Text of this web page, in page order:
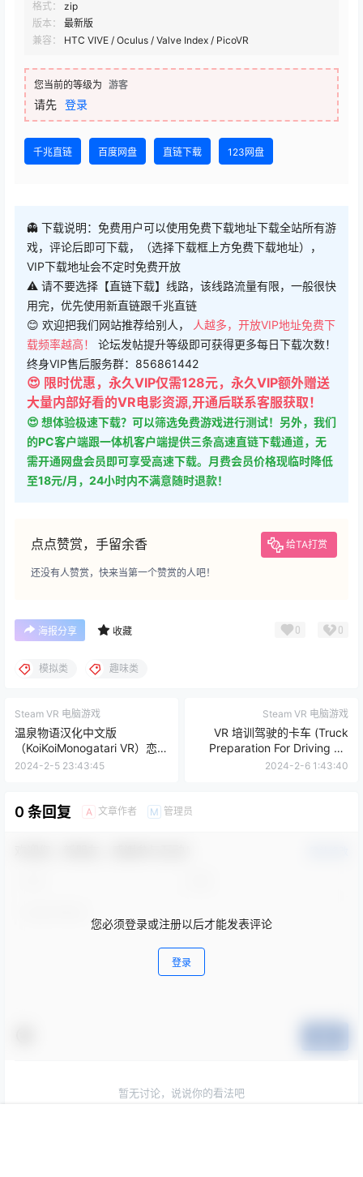
格式：
zip
版本：
最新版
兼容：
HTC VIVE / Oculus / Valve Index / PicoVR
您当前的等级为 游客
请先 登录
千兆直链 百度网盘 直链下载 123网盘
👻 下载说明：免费用户可以使用免费下载地址下载全站所有游
戏，评论后即可下载，（选择下载框上方免费下载地址），
VIP下载地址会不定时免费开放
⚠ 请不要选择【直链下载】线路，该线路流量有限，一般很快
用完，优先使用新直链跟千兆直链
😊 欢迎把我们网站推荐给别人，
人越多，开放VIP地址免费下
载频率越高！ 论坛发帖提升等级即可获得更多每日下载次数！
终身VIP售后服务群：856861442
😍 限时优惠，永久VIP仅需128元，永久VIP额外赠送
大量内部好看的VR电影资源,开通后联系客服获取！
😍 想体验极速下载？可以筛选免费游戏进行测试！另外，我们
的PC客户端跟一体机客户端提供三条高速直链下载通道，无
需开通网盘会员即可享受高速下载。月费会员价格现临时降低
至18元/月，24小时内不满意随时退款！
点点赞赏，手留余香 给TA打赏
还没有人赞赏，快来当第一个赞赏的人吧！
海报分享 收藏 0 0
模拟类 趣味类
Steam VR 电脑游戏
温泉物语汉化中文版
（KoiKoiMonogatari VR）恋来
い温泉物語VR
2024-2-5 23:43:45
Steam VR 电脑游戏
VR 培训驾驶的卡车 (Truck
Preparation For Driving VR
Training)
2024-2-6 1:43:40
0 条回复 A 文章作者 M 管理员
您必须登录或注册以后才能发表评论
登录
暂无讨论，说说你的看法吧